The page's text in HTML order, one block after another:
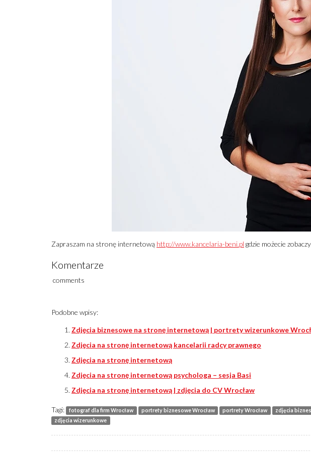
Zapraszam na stronę internetową http://www.kancelaria-beni.pl gdzie możecie
Komentarze
comments
Podobne wpisy:
Zdjęcia biznesowe na stronę internetową | portrety wizerunkowe
Zdjęcia na stronę internetową kancelarii radcy prawnego
Zdjęcia na stronę internetową
Zdjęcia na stronę internetową psychologa – sesja Basi
Zdjęcia na stronę internetową | zdjęcia do CV Wrocław
Tagi: fotograf dla firm Wrocław portrety biznesowe Wrocław portrety Wrocław zdjęcia
zdjęcia wizerunkowe